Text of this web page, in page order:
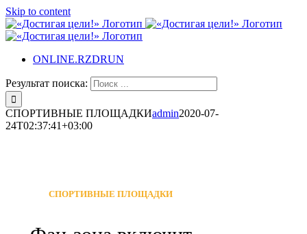
Skip to content
ONLINE.RZDRUN
Результат поиска:
СПОРТИВНЫЕ ПЛОЩАДКИadmin2020-07-
24T02:37:41+03:00
СПОРТИВНЫЕ ПЛОЩАДКИ